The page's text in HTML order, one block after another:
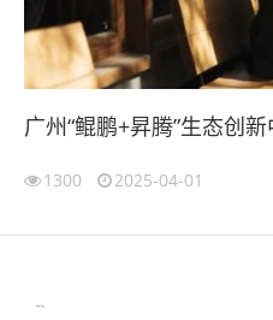
广州“鲲鹏+昇腾”生态创
1300 2025-04-01